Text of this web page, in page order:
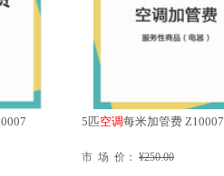
5匹空调每米加管费 Z10007
市 场 价： ¥250.00